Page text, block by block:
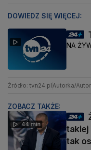
DOWIEDZ SIĘ WIĘCEJ:
NA
Źródło: tvn24.pl Autorka/
ZOBACZ TAKŻE:
44 min
takiej
tak